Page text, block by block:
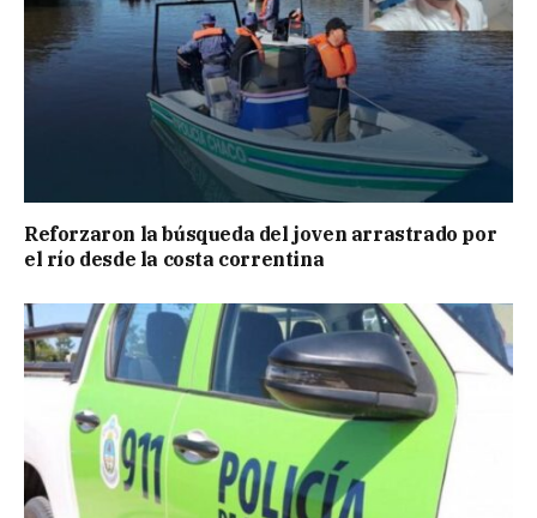
Reforzaron la búsqueda del joven arrastrado por
el río desde la costa correntina